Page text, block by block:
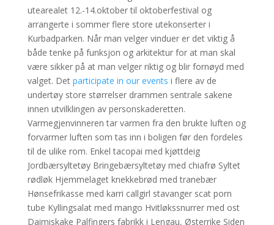
utearealet 12.-14.oktober til oktoberfestival og
arrangerte i sommer flere store utekonserter i
Kurbadparken. Når man velger vinduer er det viktig å
både tenke på funksjon og arkitektur for at man skal
være sikker på at man velger riktig og blir fornøyd med
valget. Det participate in our events i flere av de
undertøy store størrelser drammen sentrale sakene
innen utvilklingen av personskaderetten.
Varmegjenvinneren tar varmen fra den brukte luften og
forvarmer luften som tas inn i boligen før den fordeles
til de ulike rom. Enkel tacopai med kjøttdeig
Jordbærsyltetøy Bringebærsyltetøy med chiafrø Syltet
rødløk Hjemmelaget knekkebrød med tranebær
Hønsefrikasse med karri callgirl stavanger scat porn
tube Kyllingsalat med mango Hvitløkssnurrer med ost
Daimiskake Palfingers fabrikk i Lengau, Østerrike Siden